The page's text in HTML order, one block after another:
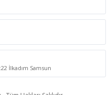
İlkadım Samsun